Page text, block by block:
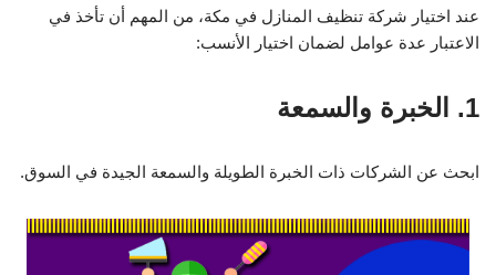
عند اختيار شركة تنظيف المنازل في مكة، من المهم أن تأخذ في
الاعتبار عدة عوامل لضمان اختيار الأنسب:
1. الخبرة والسمعة
ابحث عن الشركات ذات الخبرة الطويلة والسمعة الجيدة في السوق.